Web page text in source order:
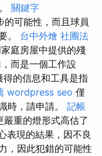
關鍵字
可能性，而且球員
。 台中外燴 社團法
庭房屋中提供的殘
而是一個工作設
得的信息和工具是指
wordpress seo 僅
時，請申請。 記帳
重的燈形式高估了
表現的結果，因不良
，因此犯錯的可能性